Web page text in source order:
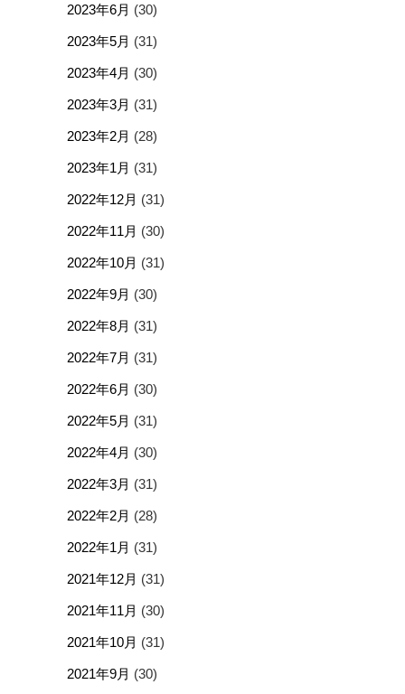
2023年6月 (30)
2023年5月 (31)
2023年4月 (30)
2023年3月 (31)
2023年2月 (28)
2023年1月 (31)
2022年12月 (31)
2022年11月 (30)
2022年10月 (31)
2022年9月 (30)
2022年8月 (31)
2022年7月 (31)
2022年6月 (30)
2022年5月 (31)
2022年4月 (30)
2022年3月 (31)
2022年2月 (28)
2022年1月 (31)
2021年12月 (31)
2021年11月 (30)
2021年10月 (31)
2021年9月 (30)